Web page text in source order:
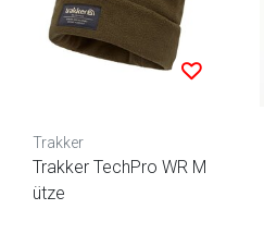
Trakker
Trakker TechPro WR M
ütze